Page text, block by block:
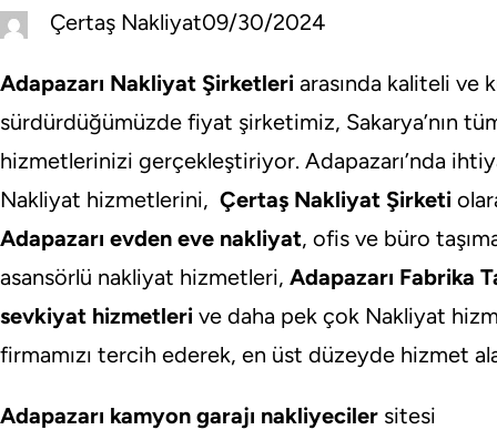
Çertaş Nakliyat09/30/2024
Adapazarı Nakliyat Şirketleri arasında kaliteli ve
sürdürdüğümüzde fiyat şirketimiz, Sakarya’nın
hizmetlerinizi gerçekleştiriyor. Adapazarı’nda
Nakliyat hizmetlerini, Çertaş Nakliyat Şirketi
Adapazarı evden eve nakliyat, ofis ve büro
asansörlü nakliyat hizmetleri, Adapazarı Fabrika
sevkiyat hizmetleri ve daha pek çok Nakliyat
firmamızı tercih ederek, en üst düzeyde hizmet
Adapazarı kamyon garajı nakliyeciler sitesi